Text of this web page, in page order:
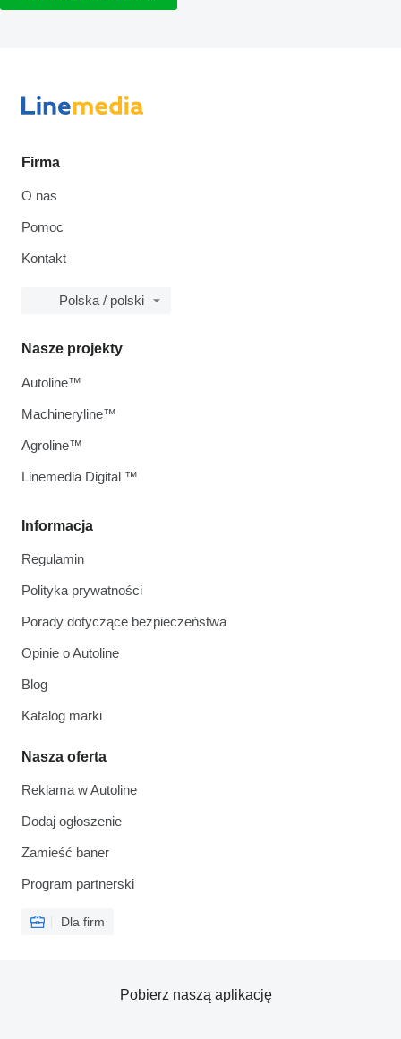
Firma
O nas
Pomoc
Kontakt
Polska / polski
Informacja
Regulamin
Polityka prywatności
Porady dotyczące bezpieczeństwa
Opinie o Autoline
Blog
Katalog marki
Nasza oferta
Reklama w Autoline
Dodaj ogłoszenie
Zamieść baner
Program partnerski
Dla firm
Nasze projekty
Autoline™
Machineryline™
Agroline™
Linemedia Digital ™
Pobierz naszą aplikację